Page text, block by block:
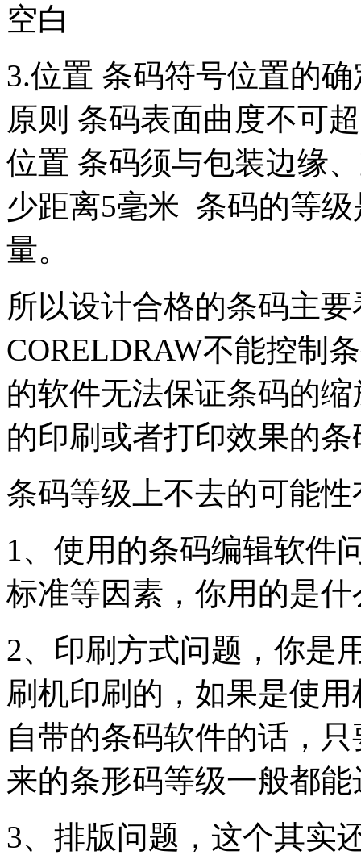
空白
3.位置 条码符号位置的
原则 条码表面曲度不可
位置 条码须与包装边缘
少距离5毫米 条码的等
量。
所以设计合格的条码主
CORELDRAW不能控制
的软件无法保证条码的
的印刷或者打印效果的
条码等级上不去的可能
1、使用的条码编辑软件
标准等因素，你用的是
2、印刷方式问题，你是
刷机印刷的，如果是使
自带的条码软件的话，
来的条形码等级一般都
3、排版问题，这个其实